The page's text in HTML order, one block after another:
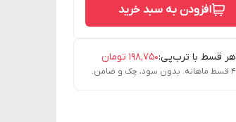
افزودن به سبد خرید
هر قسط با ترب‌پی:۱۹۸٬۷۵۰ تومان
۴ قسط ماهانه. بدون سود، چک و ضامن.